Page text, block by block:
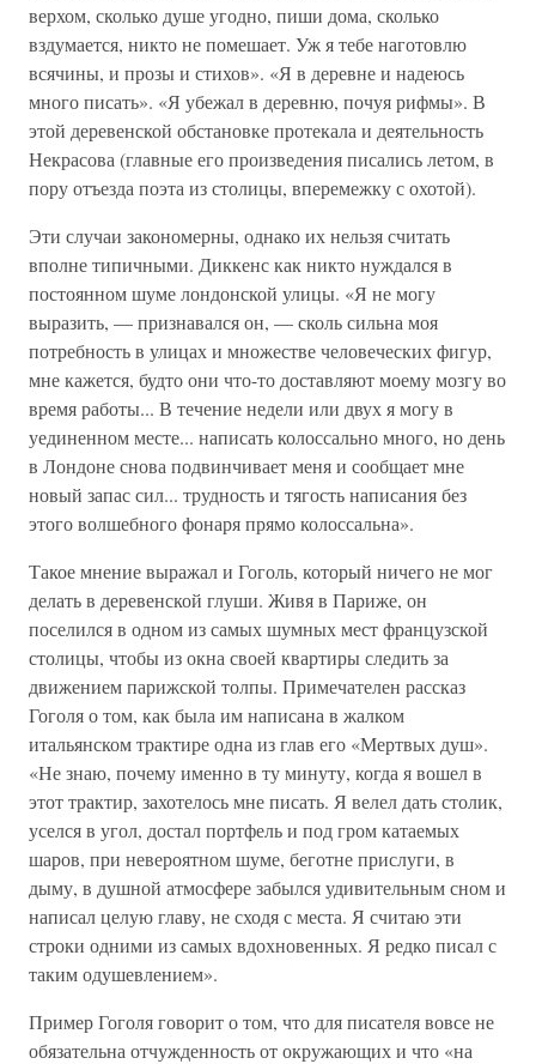
верхом, сколько душе угодно, пиши дома, сколько
вздумается, никто не помешает. Уж я тебе наготовлю
всячины, и прозы и стихов». «Я в деревне и надеюсь
много писать». «Я убежал в деревню, почуя рифмы». В
этой деревенской обстановке протекала и деятельность
Некрасова (главные его произведения писались летом, в
пору отъезда поэта из столицы, вперемежку с охотой).
Эти случаи закономерны, однако их нельзя считать
вполне типичными. Диккенс как никто нуждался в
постоянном шуме лондонской улицы. «Я не могу
выразить, — признавался он, — сколь сильна моя
потребность в улицах и множестве человеческих фигур,
мне кажется, будто они что-то доставляют моему мозгу во
время работы... В течение недели или двух я могу в
уединенном месте... написать колоссально много, но день
в Лондоне снова подвинчивает меня и сообщает мне
новый запас сил... трудность и тягость написания без
этого волшебного фонаря прямо колоссальна».
Такое мнение выражал и Гоголь, который ничего не мог
делать в деревенской глуши. Живя в Париже, он
поселился в одном из самых шумных мест французской
столицы, чтобы из окна своей квартиры следить за
движением парижской толпы. Примечателен рассказ
Гоголя о том, как была им написана в жалком
итальянском трактире одна из глав его «Мертвых душ».
«Не знаю, почему именно в ту минуту, когда я вошел в
этот трактир, захотелось мне писать. Я велел дать столик,
уселся в угол, достал портфель и под гром катаемых
шаров, при невероятном шуме, беготне прислуги, в
дыму, в душной атмосфере забылся удивительным сном и
написал целую главу, не сходя с места. Я считаю эти
строки одними из самых вдохновенных. Я редко писал с
таким одушевлением».
Пример Гоголя говорит о том, что для писателя вовсе не
обязательна отчужденность от окружающих и что «на